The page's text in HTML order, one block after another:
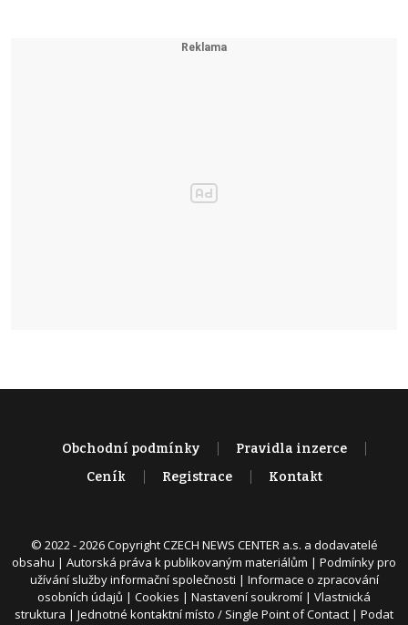
Obchodní podmínky
Pravidla inzerce
Ceník
Registrace Kontakt
© 2022 - 2026 Copyright CZECH NEWS CENTER a.s. a dodavatelé
obsahu | Autorská práva k publikovaným materiálům | Podmínky pro
užívání služby informační společnosti | Informace o zpracování
osobních údajů | Cookies | Nastavení soukromí | Vlastnická
struktura | Jednotné kontaktní místo / Single Point of Contact | Podat